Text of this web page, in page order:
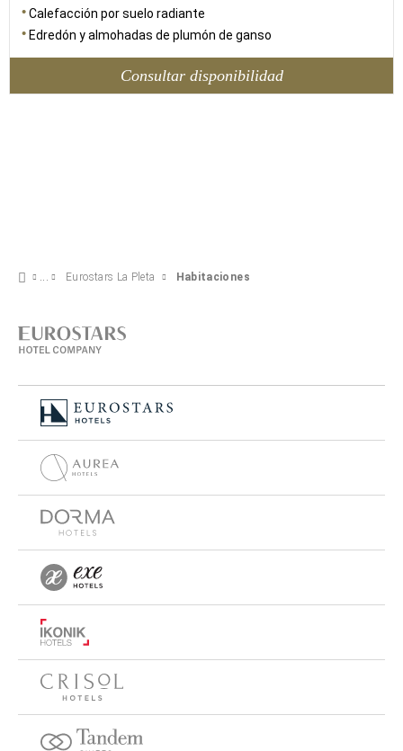
Calefacción por suelo radiante
Edredón y almohadas de plumón de ganso
Consultar disponibilidad
Eurostars La Pleta Habitaciones